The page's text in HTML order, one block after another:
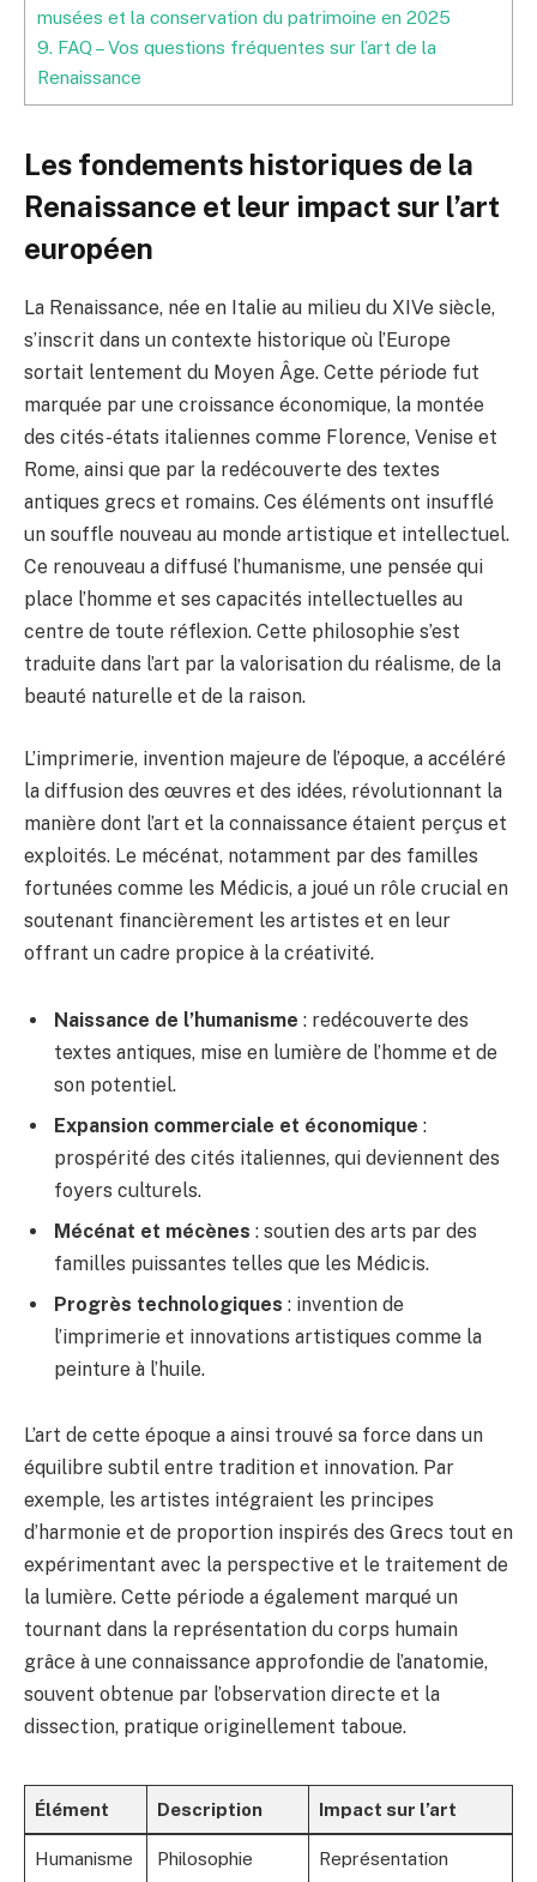
musées et la conservation du patrimoine en 2025
9. FAQ – Vos questions fréquentes sur l’art de la
Renaissance
Les fondements historiques de la
Renaissance et leur impact sur l’art
européen
La Renaissance, née en Italie au milieu du XIVe siècle,
s’inscrit dans un contexte historique où l’Europe
sortait lentement du Moyen Âge. Cette période fut
marquée par une croissance économique, la montée
des cités-états italiennes comme Florence, Venise et
Rome, ainsi que par la redécouverte des textes
antiques grecs et romains. Ces éléments ont insufflé
un souffle nouveau au monde artistique et intellectuel.
Ce renouveau a diffusé l’humanisme, une pensée qui
place l’homme et ses capacités intellectuelles au
centre de toute réflexion. Cette philosophie s’est
traduite dans l’art par la valorisation du réalisme, de la
beauté naturelle et de la raison.
L’imprimerie, invention majeure de l’époque, a accéléré
la diffusion des œuvres et des idées, révolutionnant la
manière dont l’art et la connaissance étaient perçus et
exploités. Le mécénat, notamment par des familles
fortunées comme les Médicis, a joué un rôle crucial en
soutenant financièrement les artistes et en leur
offrant un cadre propice à la créativité.
Naissance de l’humanisme : redécouverte des
textes antiques, mise en lumière de l’homme et de
son potentiel.
Expansion commerciale et économique :
prospérité des cités italiennes, qui deviennent des
foyers culturels.
Mécénat et mécènes : soutien des arts par des
familles puissantes telles que les Médicis.
Progrès technologiques : invention de
l’imprimerie et innovations artistiques comme la
peinture à l’huile.
L’art de cette époque a ainsi trouvé sa force dans un
équilibre subtil entre tradition et innovation. Par
exemple, les artistes intégraient les principes
d’harmonie et de proportion inspirés des Grecs tout en
expérimentant avec la perspective et le traitement de
la lumière. Cette période a également marqué un
tournant dans la représentation du corps humain
grâce à une connaissance approfondie de l’anatomie,
souvent obtenue par l’observation directe et la
dissection, pratique originellement taboue.
Élément Description Impact sur l’art
Humanisme
Philosophie
Représentation